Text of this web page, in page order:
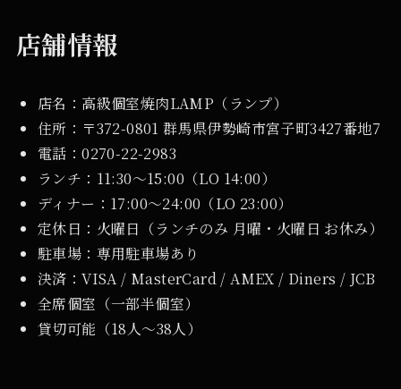
店舗情報
店名：高級個室焼肉LAMP（ランプ）
住所：〒372-0801 群馬県伊勢崎市宮子町3427番地7
電話：0270-22-2983
ランチ：11:30〜15:00（LO 14:00）
ディナー：17:00〜24:00（LO 23:00）
定休日：火曜日（ランチのみ 月曜・火曜日 お休み）
駐車場：専用駐車場あり
決済：VISA / MasterCard / AMEX / Diners / JCB
全席個室（一部半個室）
貸切可能（18人〜38人）